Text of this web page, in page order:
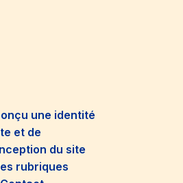
une identité
et de
du site
rubriques